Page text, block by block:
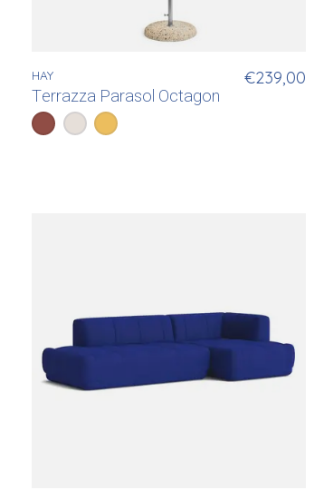
HAY
Terrazza Parasol Octagon
Color: — Off White/Burgundy
Off White/Burgundy
Off White/Grey
Off White/Ochre
€239,00